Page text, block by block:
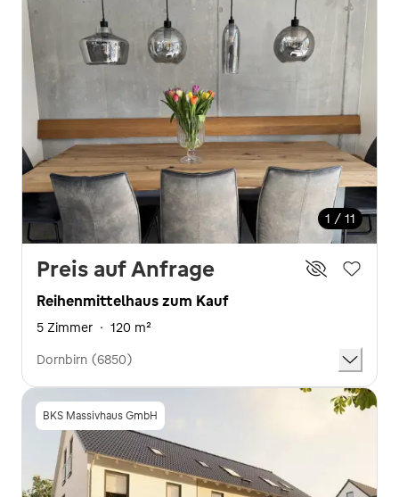
1 / 11
Preis auf Anfrage
Reihenmittelhaus zum Kauf
5 Zimmer · 120 m²
Dornbirn (6850)
BKS Massivhaus GmbH